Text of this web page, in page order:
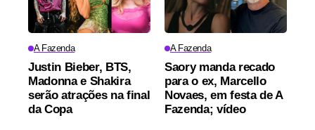
A Fazenda
Justin Bieber, BTS,
Madonna e Shakira
serão atrações na final
da Copa
A Fazenda
Saory manda recado
para o ex, Marcello
Novaes, em festa de A
Fazenda; vídeo